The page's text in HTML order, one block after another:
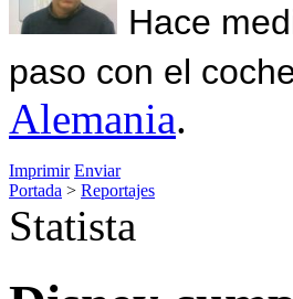
Hace
paso con el
Alemania.
Imprimir Enviar
Portada > Reportajes
Statista